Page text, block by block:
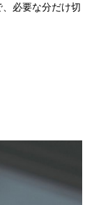
必要な分だけ切